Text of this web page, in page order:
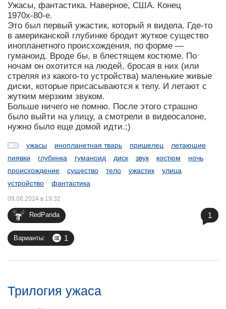
Ужасы, фантастика. Наверное, США. Конец
1970х-80-е.
Это был первый ужастик, который я видела. Где-то
в американской глубинке бродит жуткое существо
инопланетного происхождения, по форме —
гуманоид. Вроде бы, в блестящем костюме. По
ночам он охотится на людей, бросая в них (или
стреляя из какого-то устройства) маленькие живые
диски, которые присасываются к телу. И летают с
жутким мерзким звуком.
Больше ничего не помню. После этого страшно
было выйти на улицу, а смотрели в видеосалоне,
нужно было еще домой идти.;)
ужасы инопланетная тварь пришелец
летающие
пиявки
глубинка гуманоид диск звук костюм
ночь
происхождение
существо тело ужастик
улица
устройство
фантастика
RedPanda
09.08.2024 в 19:32
Варианты: 1
1
Трилогия ужаса